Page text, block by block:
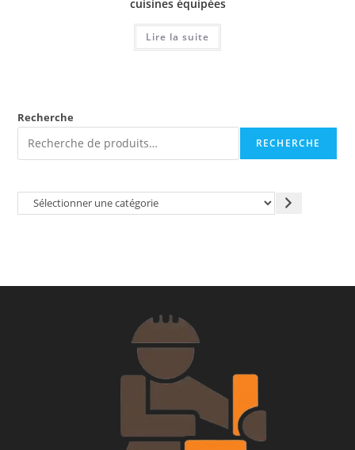
cuisines équipées
Lire la suite
Recherche
RECHERCHE